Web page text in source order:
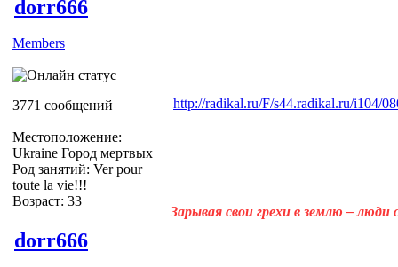
dorr666
Members
3771 сообщений
Местоположение:
Ukraine Город мертвых
Род занятий: Ver pour
toute la vie!!!
Возраст: 33
http://radikal.ru/F/s44.radikal.ru/i104/
Зарывая свои грехи в землю –
dorr666